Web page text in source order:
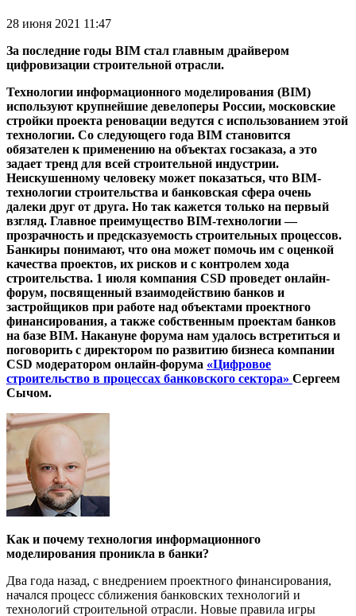
28 июня 2021 11:47
За последние годы BIM стал главным драйвером
цифровизации строительной отрасли.
Технологии информационного моделирования (BIM)
используют крупнейшие девелоперы России, московские
стройки проекта реновации ведутся с использованием этой
технологии. Со следующего года BIM становится
обязателен к применению на объектах госзаказа, а это
задает тренд для всей строительной индустрии.
Неискушенному человеку может показаться, что BIM-
технологии строительства и банковская сфера очень
далеки друг от друга. Но так кажется только на первый
взгляд. Главное преимущество BIM-технологии —
прозрачность и предсказуемость строительных процессов.
Банкиры понимают, что она может помочь им с оценкой
качества проектов, их рисков и с контролем хода
строительства. 1 июля компания CSD проведет онлайн-
форум, посвященный взаимодействию банков и
застройщиков при работе над объектами проектного
финансирования, а также собственным проектам банков
на базе BIM. Накануне форума нам удалось встретиться и
поговорить с директором по развитию бизнеса компании
CSD модератором онлайн-форума «Цифровое
строительство в процессах банковского сектора» Сергеем
Сычом.
Как и почему технология информационного
моделирования проникла в банки?
Два года назад, с внедрением проектного финансирования,
начался процесс сближения банковских технологий и
технологий строительной отрасли. Новые правила игры